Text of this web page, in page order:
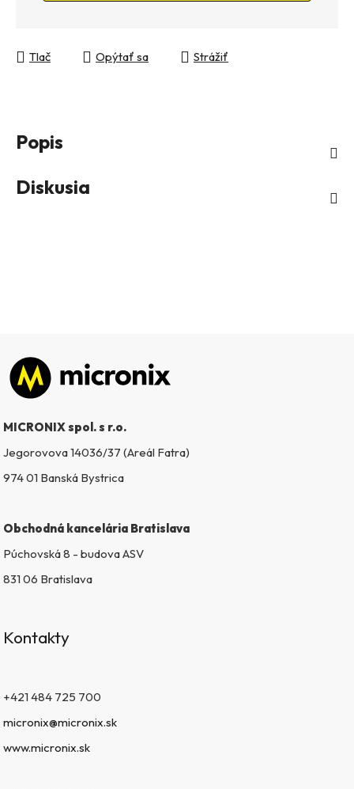
Tlač Opýtať sa Strážiť
Popis
Diskusia
Zápätie
MICRONIX spol. s r.o.
Jegorovova 14036/37 (Areál Fatra)
974 01 Banská Bystrica
Obchodná kancelária Bratislava
Púchovská 8 - budova ASV
831 06 Bratislava
Kontakty
+421 484 725 700
micronix@micronix.sk
www.micronix.sk